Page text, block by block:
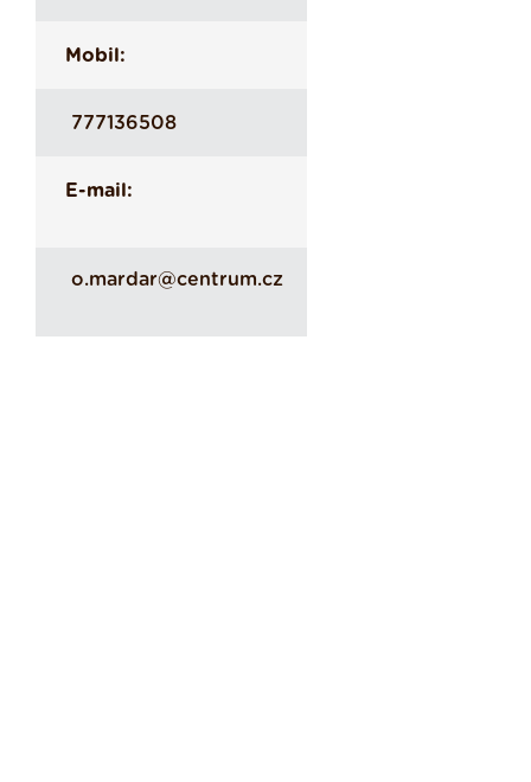
Mobil:
777136508
E-mail:
o.mardar@centrum.cz